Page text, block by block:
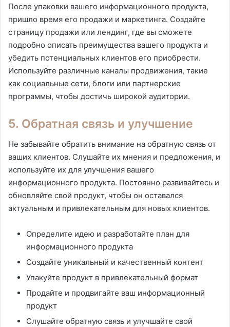
После упаковки вашего информационного продукта,
пришло время его продажи и маркетинга. Создайте
страницу продажи или лендинг, где вы сможете
подробно описать преимущества вашего продукта и
убедить потенциальных клиентов его приобрести.
Используйте различные каналы продвижения, такие
как социальные сети, блоги или партнерские
программы, чтобы достичь широкой аудитории.
5. Обратная связь и улучшение
Не забывайте обратить внимание на обратную связь от
ваших клиентов. Слушайте их мнения и предложения, и
используйте их для улучшения вашего
информационного продукта. Постоянно развивайтесь и
обновляйте свой продукт, чтобы он оставался
актуальным и привлекательным для новых клиентов.
Определите идею и разработайте план для
информационного продукта
Создайте уникальный и качественный контент
Упакуйте продукт в привлекательный формат
Продайте и продвигайте ваш информационный
продукт
Слушайте обратную связь и улучшайте свой